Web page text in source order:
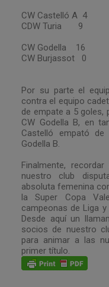
CW Castelló A 4
CDW Turia 9
CW Godella 16
CW Burjassot 0
Por su parte el
contra el equipo
de empate a 5 goles,
CW Godella B, en
Castelló empató
Godella B.
Finalmente,
nuestro club
absoluta femenina
la Super Copa
campeonas de Liga
Desde aquí un
socios de nuestro
para animar a las
primer título.